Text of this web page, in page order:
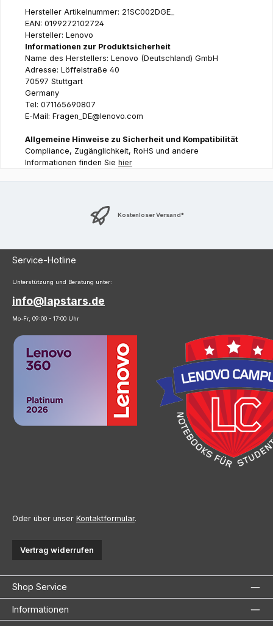
Hersteller Artikelnummer: 21SC002DGE_
EAN: 0199272102724
Hersteller: Lenovo
Informationen zur Produktsicherheit
Name des Herstellers: Lenovo (Deutschland) GmbH
Adresse: Löffelstraße 40
70597 Stuttgart
Germany
Tel: 071165690807
E-Mail: Fragen_DE@lenovo.com
Allgemeine Hinweise zu Sicherheit und Kompatibilität
Compliance, Zugänglichkeit, RoHS und andere
Informationen finden Sie hier
Kostenloser Versand*
Service-Hotline
Unterstützung und Beratung unter:
info@lapstars.de
Mo-Fr, 09:00 - 17:00 Uhr
Oder über unser Kontaktformular.
Vertrag widerrufen
Shop Service
Informationen